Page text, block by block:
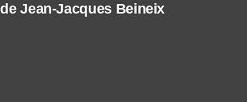
Jean-Jacques Beineix